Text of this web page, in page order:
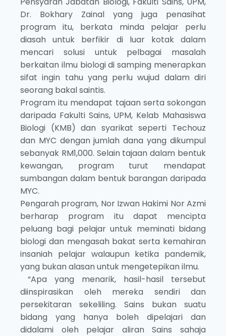
Dr. Bokhary Zainal yang juga penasihat
program itu, berkata minda pelajar perlu
diasah untuk berfikir di luar kotak dalam
mencari solusi untuk pelbagai masalah
berkaitan ilmu biologi di samping menerapkan
sifat ingin tahu yang perlu wujud dalam diri
seorang bakal saintis.
Program itu mendapat tajaan serta sokongan
daripada Fakulti Sains, UPM, Kelab Mahasiswa
Biologi (KMB) dan syarikat seperti Techouz
dan MYC dengan jumlah dana yang dikumpul
sebanyak RM1,000. Selain tajaan dalam bentuk
kewangan, program turut mendapat
sumbangan dalam bentuk barangan daripada
MYC.
Pengarah program, Nor Izwan Hakimi Nor Azmi
berharap program itu dapat mencipta
peluang bagi pelajar untuk meminati bidang
biologi dan mengasah bakat serta kemahiran
insaniah pelajar walaupun ketika pandemik,
yang bukan alasan untuk mengetepikan ilmu.
“Apa yang menarik, hasil-hasil tersebut
diinspirasikan oleh mereka sendiri dan
persekitaran sekeliling. Sains bukan suatu
bidang yang hanya boleh dipelajari dan
didalami oleh pelajar aliran Sains sahaja